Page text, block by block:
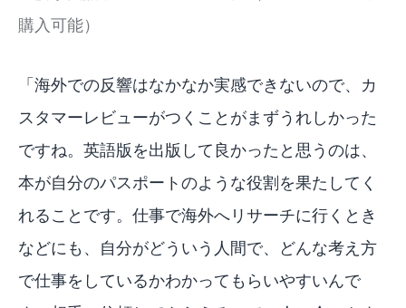
購入可能）
「海外での反響はなかなか実感できないので、カ
スタマーレビューがつくことがまずうれしかった
ですね。英語版を出版して良かったと思うのは、
本が自分のパスポートのような役割を果たしてく
れることです。仕事で海外へリサーチに行くとき
などにも、自分がどういう人間で、どんな考え方
で仕事をしているかわかってもらいやすいんで